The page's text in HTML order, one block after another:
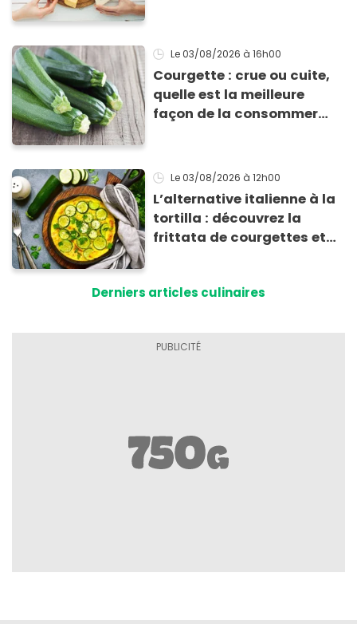
Le 03/08/2026 à 16h00
Courgette : crue ou cuite,
quelle est la meilleure
façon de la consommer
Le 03/08/2026 à 12h00
L’alternative italienne à la
tortilla : découvrez la
frittata de courgettes et
Derniers articles culinaires